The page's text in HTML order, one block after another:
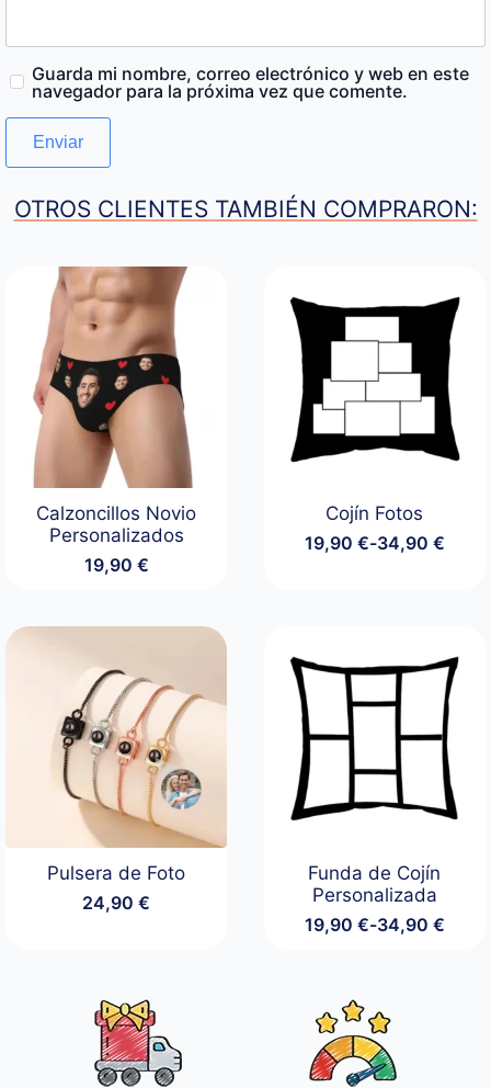
Guarda mi nombre, correo electrónico y web en este
navegador para la próxima vez que comente.
OTROS CLIENTES TAMBIÉN COMPRARON:
Calzoncillos Novio
Personalizados
19,90 €
Cojín Fotos
19,90 €-34,90 €
Rango
34,90 €
Pulsera de Foto
24,90€
Funda de Cojín
Personalizada
19,90 €-34,90 €
Rango
19,90 €
hasta
34,90 €